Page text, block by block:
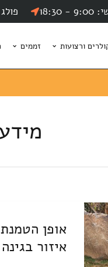
פולג 169, מושב ישרש
ורצועות זממים
אופן
איזור בגינה